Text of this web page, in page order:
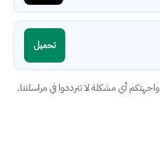
تحميل
أي مشكلة لا تترددوا في مراسلتنا.